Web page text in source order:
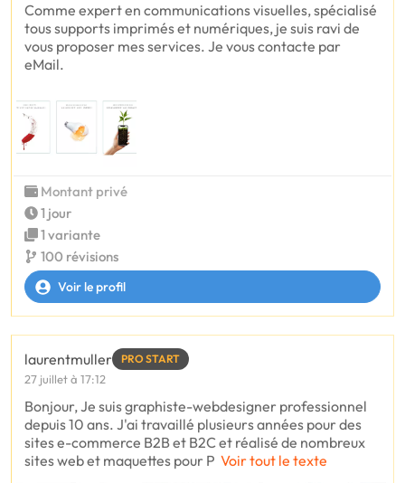
Comme expert en communications visuelles, spécialisé
tous supports imprimés et numériques, je suis ravi de
vous proposer mes services. Je vous contacte par
eMail.
Montant privé
1 jour
1 variante
100 révisions
Voir le profil
laurentmuller PRO START
27 juillet à 17:12
Bonjour, Je suis graphiste-webdesigner professionnel
depuis 10 ans. J'ai travaillé plusieurs années pour des
sites e-commerce B2B et B2C et réalisé de nombreux
sites web et maquettes pour P Voir tout le texte